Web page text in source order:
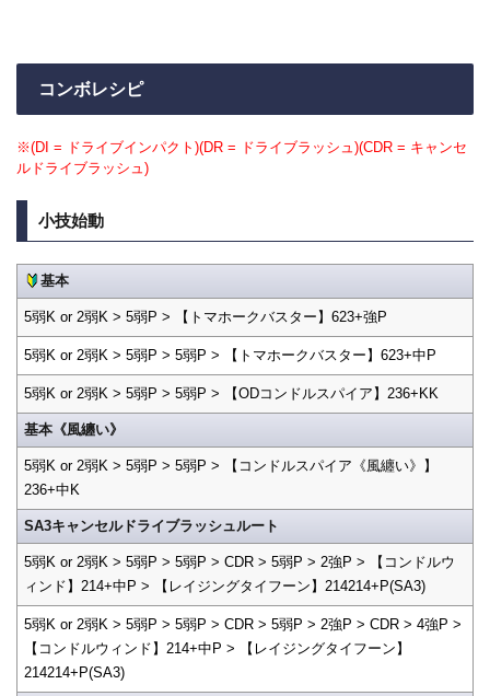
コンボレシピ
※(DI = ドライブインパクト)(DR = ドライブラッシュ)(CDR = キャンセ
ルドライブラッシュ)
小技始動
基本
5弱K or 2弱K > 5弱P > 【トマホークバスター】623+強P
5弱K or 2弱K > 5弱P > 5弱P > 【トマホークバスター】623+中P
5弱K or 2弱K > 5弱P > 5弱P > 【ODコンドルスパイア】236+KK
基本《風纏い》
5弱K or 2弱K > 5弱P > 5弱P > 【コンドルスパイア《風纏い》】
236+中K
SA3キャンセルドライブラッシュルート
5弱K or 2弱K > 5弱P > 5弱P > CDR > 5弱P > 2強P > 【コンドルウ
ィンド】214+中P > 【レイジングタイフーン】214214+P(SA3)
5弱K or 2弱K > 5弱P > 5弱P > CDR > 5弱P > 2強P > CDR > 4強P >
【コンドルウィンド】214+中P > 【レイジングタイフーン】
214214+P(SA3)